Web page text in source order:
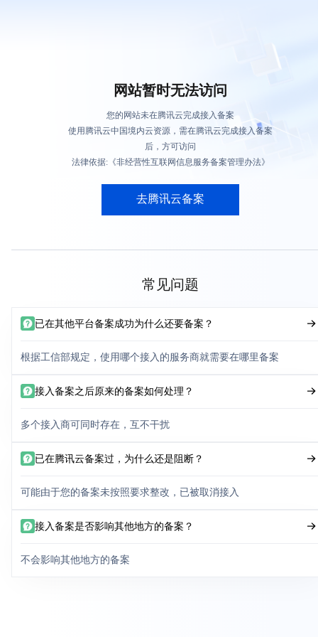
网站暂时无法访问
您的网站未在腾讯云完成接入备案
使用腾讯云中国境内云资源，需在腾讯云完成接入备案
后，方可访问
法律依据:《非经营性互联网信息服务备案管理办法》
去腾讯云备案
常见问题
已在其他平台备案成功为什么还要备案？
根据工信部规定，使用哪个接入的服务商就需要在哪里备案
接入备案之后原来的备案如何处理？
多个接入商可同时存在，互不干扰
已在腾讯云备案过，为什么还是阻断？
可能由于您的备案未按照要求整改，已被取消接入
接入备案是否影响其他地方的备案？
不会影响其他地方的备案